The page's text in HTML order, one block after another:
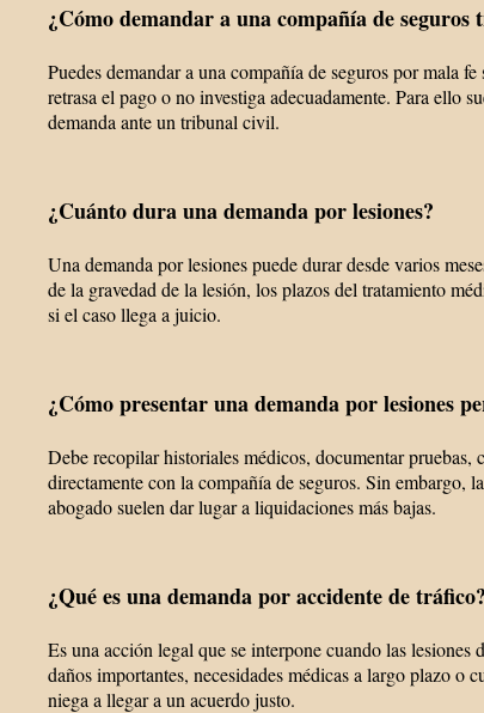
¿Cómo demandar a una compañía de
Puedes demandar a una compañía de seguros por mala
retrasa el pago o no investiga adecuadamente. Para ello
demanda ante un tribunal civil.
¿Cuánto dura una demanda por lesiones?
Una demanda por lesiones puede durar desde varios
de la gravedad de la lesión, los plazos del tratamiento
si el caso llega a juicio.
¿Cómo presentar una demanda por lesiones
Debe recopilar historiales médicos, documentar pruebas,
directamente con la compañía de seguros. Sin embargo,
abogado suelen dar lugar a liquidaciones más bajas.
¿Qué es una demanda por accidente de tráfico?
Es una acción legal que se interpone cuando las lesiones
daños importantes, necesidades médicas a largo plazo o
niega a llegar a un acuerdo justo.